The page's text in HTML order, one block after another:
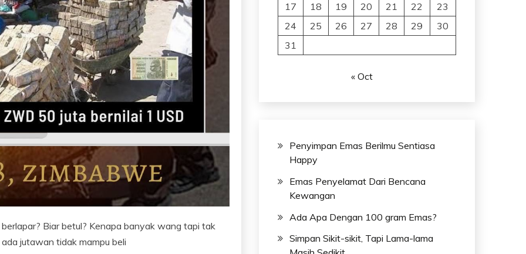
Biar betul? Kenapa banyak wang tapi tak
jutawan tidak mampu beli
17
18 19 20 21 22
23
24
25 26 27 28 29
30
31
« Oct
Penyimpan Emas Berilmu Sentiasa
Happy
Emas Penyelamat Dari Bencana
Kewangan
Ada Apa Dengan 100 gram Emas?
Simpan Sikit-sikit, Tapi Lama-lama